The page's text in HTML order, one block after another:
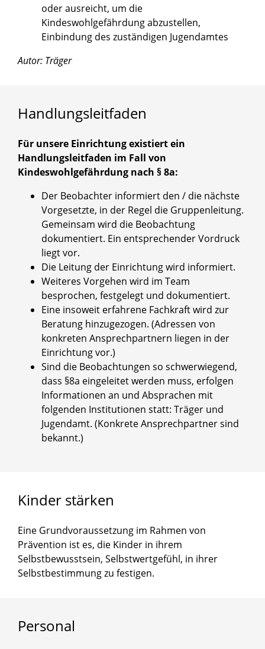
oder ausreicht, um die
Kindeswohlgefährdung abzustellen,
Einbindung des zuständigen Jugendamtes
Autor: Träger
Handlungsleitfaden
Für unsere Einrichtung existiert ein
Handlungsleitfaden im Fall von
Kindeswohlgefährdung nach § 8a:
Der Beobachter informiert den / die nächste
Vorgesetzte, in der Regel die Gruppenleitung.
Gemeinsam wird die Beobachtung
dokumentiert. Ein entsprechender Vordruck
liegt vor.
Die Leitung der Einrichtung wird informiert.
Weiteres Vorgehen wird im Team
besprochen, festgelegt und dokumentiert.
Eine insoweit erfahrene Fachkraft wird zur
Beratung hinzugezogen. (Adressen von
konkreten Ansprechpartnern liegen in der
Einrichtung vor.)
Sind die Beobachtungen so schwerwiegend,
dass §8a eingeleitet werden muss, erfolgen
Informationen an und Absprachen mit
folgenden Institutionen statt: Träger und
Jugendamt. (Konkrete Ansprechpartner sind
bekannt.)
Kinder stärken
Eine Grundvoraussetzung im Rahmen von
Prävention ist es, die Kinder in ihrem
Selbstbewusstsein, Selbstwertgefühl, in ihrer
Selbstbestimmung zu festigen.
Personal